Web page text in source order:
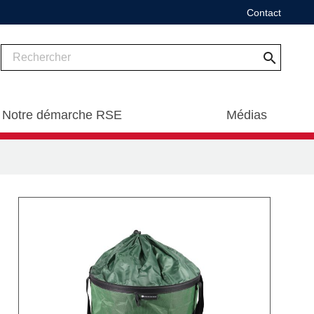
Contact
search
Notre démarche RSE Médias